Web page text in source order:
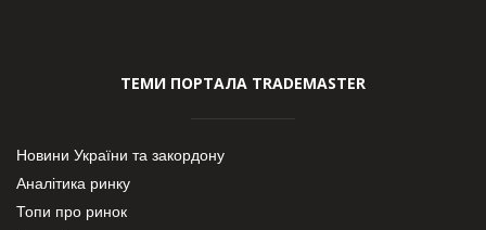
ТЕМИ ПОРТАЛА TRADEMASTER
Новини України та закордону
Аналітика ринку
Топи про ринок